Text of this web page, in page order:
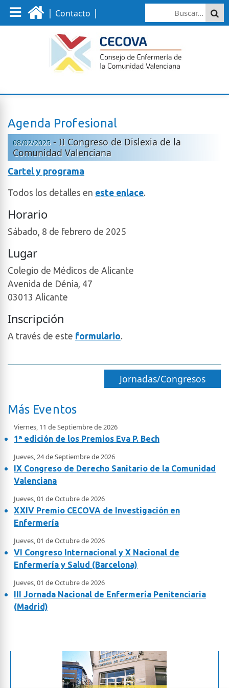
| Contacto |
Agenda Profesional
08/02/2025- II Congreso de Dislexia de la
Comunidad Valenciana
Cartel y programa
Todos los detalles en este enlace.
Horario
Sábado, 8 de febrero de 2025
Lugar
Colegio de Médicos de Alicante
Avenida de Dénia, 47
03013 Alicante
Inscripción
A través de este formulario.
Jornadas/Congresos
Más Eventos
Viernes, 11 de Septiembre de 2026
1ª edición de los Premios Eva P. Bech
Jueves, 24 de Septiembre de 2026
IX Congreso de Derecho Sanitario de la Comunidad
Valenciana
Jueves, 01 de Octubre de 2026
XXIV Premio CECOVA de Investigación en
Enfermería
Jueves, 01 de Octubre de 2026
VI Congreso Internacional y X Nacional de
Enfermería y Salud (Barcelona)
Jueves, 01 de Octubre de 2026
III Jornada Nacional de Enfermería Penitenciaria
(Madrid)